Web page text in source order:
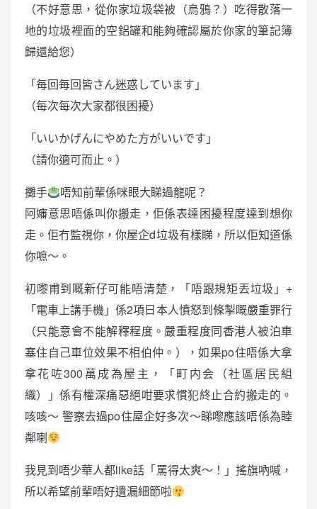
（不好意思，從你家垃圾袋被（烏鴉？）吃得散落一
地的垃圾裡面的空鋁罐和能夠確認屬於你家的筆記簿
歸還給您）
「毎回毎回皆さん迷惑しています」
（每次每次大家都很困擾）
「いいかげんにやめた方がいいです」
（請你適可而止。）
攤手
唔知前輩係咪眼大睇過龍呢？
阿嬸意思唔係叫你搬走，佢係表達困擾程度達到想你
走。佢冇監視你，你屋企d垃圾有樣睇，所以佢知道係
你嗻～。
初嚟甫到嘅新仔可能唔清楚，「唔跟規矩丟垃圾」+
「電車上講手機」係2項日本人憤怒到條掣嘅嚴重罪行
（只能意會不能解釋程度。嚴重程度同香港人被泊車
塞住自己車位效果不相伯仲。），如果po住唔係大拿
拿花咗300萬成為屋主，「町内会（社區居民組
織）」係有權深痛惡絕咁要求慣犯終止合約搬走的。
咳咳～ 警察去過po住屋企好多次～睇嚟應該唔係為睦
鄰喇
我見到唔少華人都like話「罵得太爽～！」搖旗吶喊，
所以希望前輩唔好遺漏細節啦